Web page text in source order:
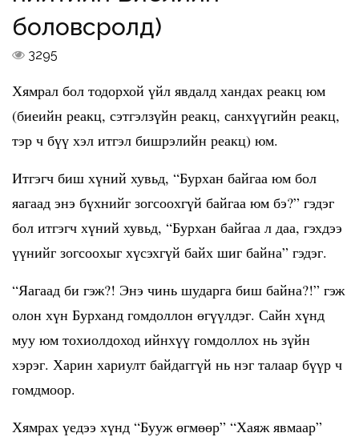
боловсролд)
3295
Хямрал бол тодорхой үйл явдалд хандах реакц юм
(биеийн реакц, сэтгэлзүйн реакц, санхүүгийн реакц,
тэр ч бүү хэл итгэл бишрэлийн реакц) юм.
Итгэгч биш хүний хувьд, “Бурхан байгаа юм бол
яагаад энэ бүхнийг зогсоохгүй байгаа юм бэ?” гэдэг
бол итгэгч хүний хувьд, “Бурхан байгаа л даа, гэхдээ
үүнийг зогсоохыг хүсэхгүй байх шиг байна” гэдэг.
“Яагаад би гэж?! Энэ чинь шударга биш байна?!” гэж
олон хүн Бурханд гомдоллон өгүүлдэг. Сайн хүнд
муу юм тохиолдоход ийнхүү гомдоллох нь зүйн
хэрэг. Харин хариулт байдаггүй нь нэг талаар бүүр ч
гомдмоор.
Хямрах үедээ хүнд “Бууж өгмөөр” “Хаяж явмаар”